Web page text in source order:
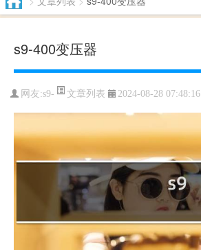
s9-400变压器
网友:s9- 文章列表 2024-08-28 07:48:16